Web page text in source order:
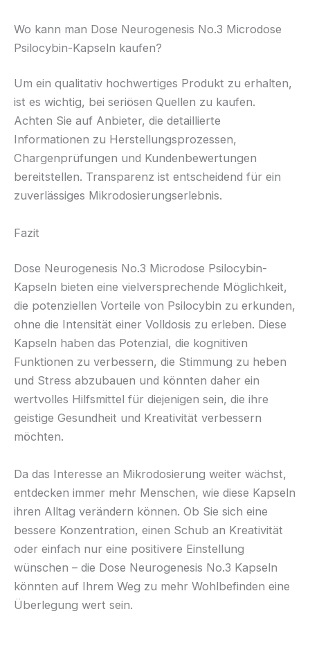
Wo kann man Dose Neurogenesis No.3 Microdose
Psilocybin-Kapseln kaufen?
Um ein qualitativ hochwertiges Produkt zu erhalten,
ist es wichtig, bei seriösen Quellen zu kaufen.
Achten Sie auf Anbieter, die detaillierte
Informationen zu Herstellungsprozessen,
Chargenprüfungen und Kundenbewertungen
bereitstellen. Transparenz ist entscheidend für ein
zuverlässiges Mikrodosierungserlebnis.
Fazit
Dose Neurogenesis No.3 Microdose Psilocybin-
Kapseln bieten eine vielversprechende Möglichkeit,
die potenziellen Vorteile von Psilocybin zu erkunden,
ohne die Intensität einer Volldosis zu erleben. Diese
Kapseln haben das Potenzial, die kognitiven
Funktionen zu verbessern, die Stimmung zu heben
und Stress abzubauen und könnten daher ein
wertvolles Hilfsmittel für diejenigen sein, die ihre
geistige Gesundheit und Kreativität verbessern
möchten.
Da das Interesse an Mikrodosierung weiter wächst,
entdecken immer mehr Menschen, wie diese Kapseln
ihren Alltag verändern können. Ob Sie sich eine
bessere Konzentration, einen Schub an Kreativität
oder einfach nur eine positivere Einstellung
wünschen – die Dose Neurogenesis No.3 Kapseln
könnten auf Ihrem Weg zu mehr Wohlbefinden eine
Überlegung wert sein.